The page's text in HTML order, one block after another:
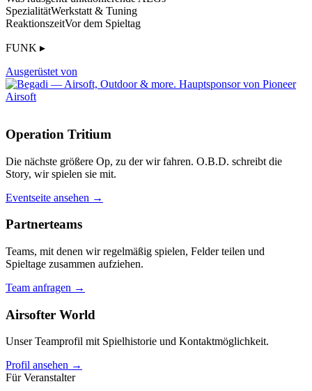
SpezialitätWerkstatt & Tuning
ReaktionszeitVor dem Spieltag
FUNK ▸
Ausgerüstet von
Operation Tritium
Die nächste größere Op, zu der wir fahren. O.B.D. schreibt die
Story, wir spielen sie mit.
Eventseite ansehen →
Partnerteams
Teams, mit denen wir regelmäßig spielen, Felder teilen und
Spieltage zusammen aufziehen.
Team anfragen →
Airsofter World
Unser Teamprofil mit Spielhistorie und Kontaktmöglichkeit.
Profil ansehen →
Für Veranstalter